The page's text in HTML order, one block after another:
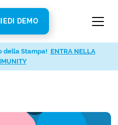
DEMO
della Stampa! ENTRA NELLA